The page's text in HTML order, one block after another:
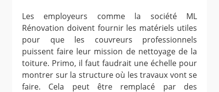
Les employeurs comme la société ML
Rénovation doivent fournir les matériels utiles
pour que les couvreurs professionnels
puissent faire leur mission de nettoyage de la
toiture. Primo, il faut faudrait une échelle pour
montrer sur la structure où les travaux vont se
faire. Cela peut être remplacé par des